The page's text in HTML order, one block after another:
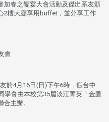
加春之饗宴大會活動及傑出系友頒
2樓大廳享用buffet，並分享工作
會
於4月16日(日)下午6時，假台中
學會由本校第35屆淡江菁英「金鷹
主辦。